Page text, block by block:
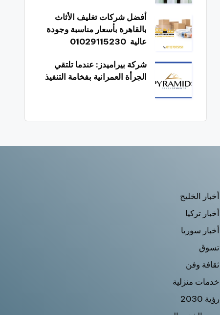
أفضل شركات تغليف الأثاث
بالقاهرة بأسعار مناسبة وجودة
عالية 01029115230
شركة بيراميدز: عندما تلتقي
الجرأة العمرانية بفخامة التنفيذ
أخبار الخليج
أخبار تركيا
أخبار سوريا
تسوق
ثقافة وفن
خدمات منزلية
رؤية 2030